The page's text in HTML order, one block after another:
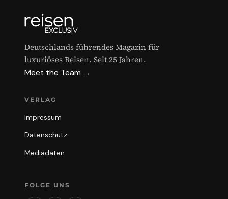
Deutschlands führendes Magazin für
luxuriöses Reisen. Seit 25 Jahren.
Meet the Team →
VERLAG
Impressum
Datenschutz
Mediadaten
FOLGE UNS